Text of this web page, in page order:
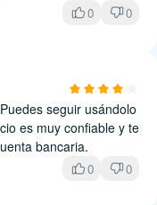
0 0
seguir usándolo
es muy confiable y te
bancaria.
0 0